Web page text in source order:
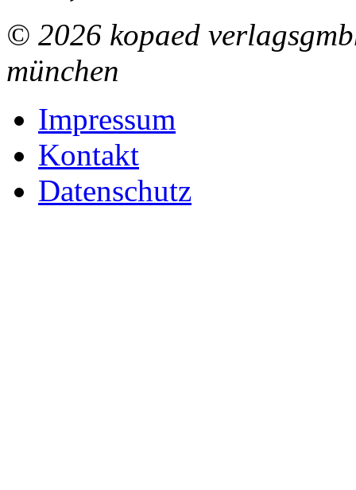
© 2026 kopaed
münchen
Impressum
Kontakt
Datenschutz